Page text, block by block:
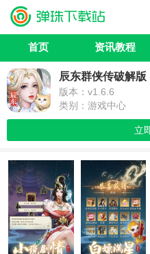
首页 资讯教程
辰东群侠传破解版
版本：v1.6.6
类别：游戏中心
立